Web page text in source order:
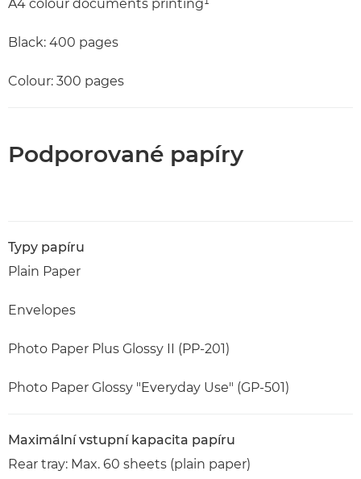
A4 colour documents printing¹
Black: 400 pages
Colour: 300 pages
Podporované papíry
Typy papíru
Plain Paper
Envelopes
Photo Paper Plus Glossy II (PP-201)
Photo Paper Glossy "Everyday Use" (GP-501)
Maximální vstupní kapacita papíru
Rear tray: Max. 60 sheets (plain paper)